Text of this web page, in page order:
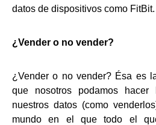
datos de dispositivos como FitBit.
¿Vender o no vender?
¿Vender o no vender? Ésa es
que nosotros podamos
nuestros datos (como
mundo en el que todo el